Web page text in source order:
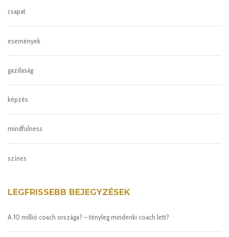
csapat
események
gazdaság
képzés
mindfulness
színes
LEGFRISSEBB BEJEGYZÉSEK
A 10 millió coach országa? – tényleg mindenki coach lett?